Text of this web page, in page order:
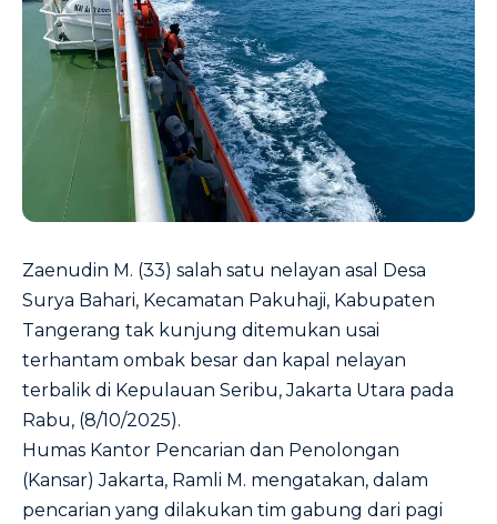
Zaenudin M. (33) salah satu nelayan asal Desa
Surya Bahari, Kecamatan Pakuhaji, Kabupaten
Tangerang tak kunjung ditemukan usai
terhantam ombak besar dan kapal nelayan
terbalik di Kepulauan Seribu, Jakarta Utara pada
Rabu, (8/10/2025).
‎Humas Kantor Pencarian dan Penolongan
(Kansar) Jakarta, Ramli M. mengatakan, dalam
pencarian yang dilakukan tim gabung dari pagi